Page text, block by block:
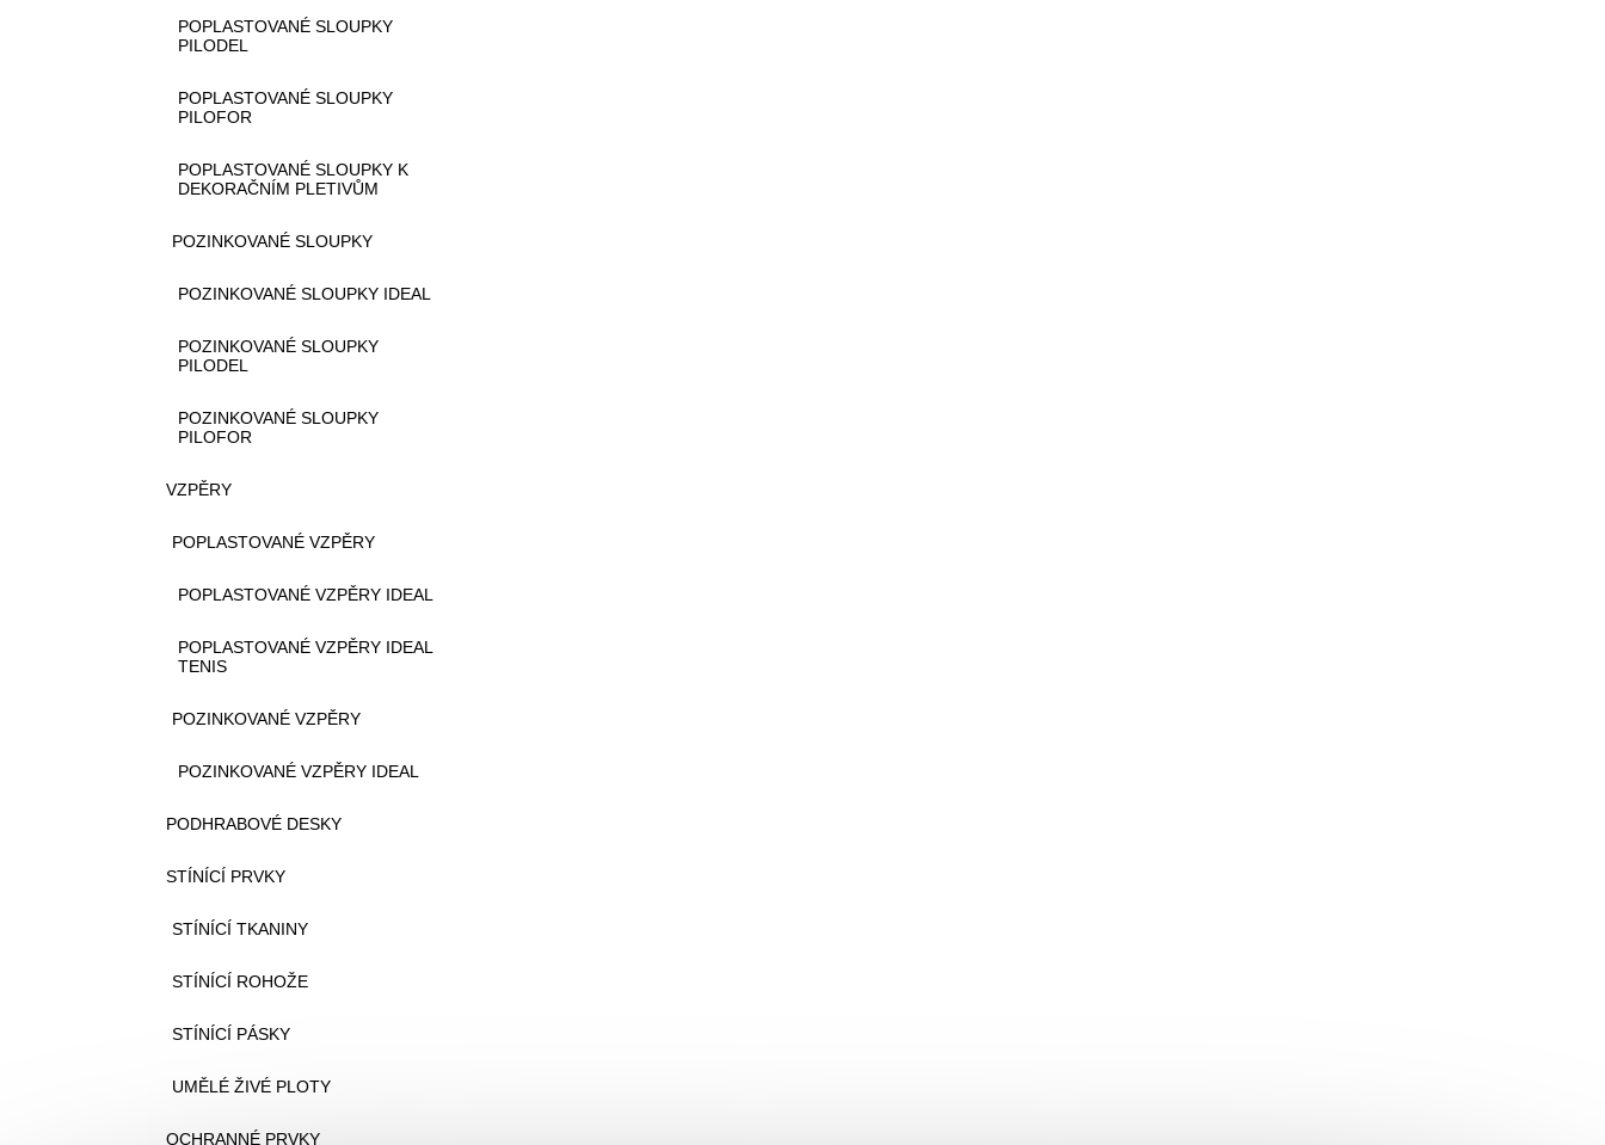
POPLASTOVANÉ SLOUPKY
PILODEL
POPLASTOVANÉ SLOUPKY
PILOFOR
POPLASTOVANÉ SLOUPKY K
DEKORAČNÍM PLETIVŮM
POZINKOVANÉ SLOUPKY
POZINKOVANÉ SLOUPKY IDEAL
POZINKOVANÉ SLOUPKY
PILODEL
POZINKOVANÉ SLOUPKY
PILOFOR
VZPĚRY
POPLASTOVANÉ VZPĚRY
POPLASTOVANÉ VZPĚRY IDEAL
POPLASTOVANÉ VZPĚRY IDEAL
TENIS
POZINKOVANÉ VZPĚRY
POZINKOVANÉ VZPĚRY IDEAL
PODHRABOVÉ DESKY
STÍNÍCÍ PRVKY
STÍNÍCÍ TKANINY
STÍNÍCÍ ROHOŽE
STÍNÍCÍ PÁSKY
UMĚLÉ ŽIVÉ PLOTY
OCHRANNÉ PRVKY